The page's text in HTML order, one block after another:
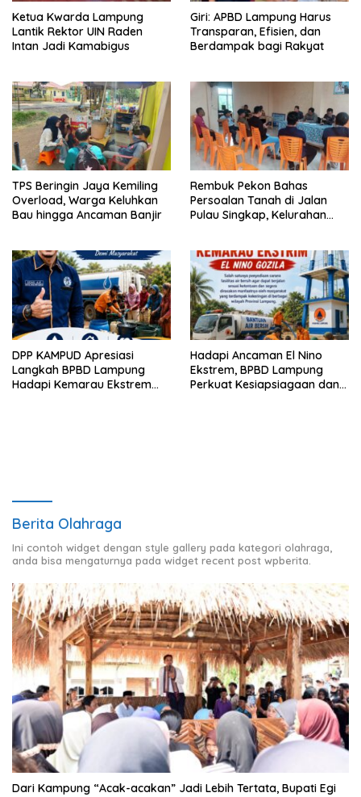
Ketua Kwarda Lampung
Lantik Rektor UIN Raden
Intan Jadi Kamabigus
Giri: APBD Lampung Harus
Transparan, Efisien, dan
Berdampak bagi Rakyat
TPS Beringin Jaya Kemiling
Overload, Warga Keluhkan
Bau hingga Ancaman Banjir
Rembuk Pekon Bahas
Persoalan Tanah di Jalan
Pulau Singkap, Kelurahan
DPP KAMPUD Apresiasi
Langkah BPBD Lampung
Hadapi Kemarau Ekstrem
Hadapi Ancaman El Nino
Ekstrem, BPBD Lampung
Perkuat Kesiapsiagaan dan
Berita Olahraga
Ini contoh widget dengan style gallery pada kategori olahraga,
anda bisa mengaturnya pada widget recent post wpberita.
Dari Kampung “Acak-acakan” Jadi Lebih Tertata, Bupati Egi